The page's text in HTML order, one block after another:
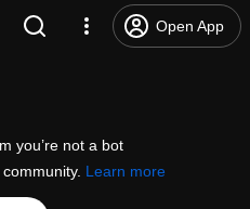
Open App
you’re not a bot
Learn more